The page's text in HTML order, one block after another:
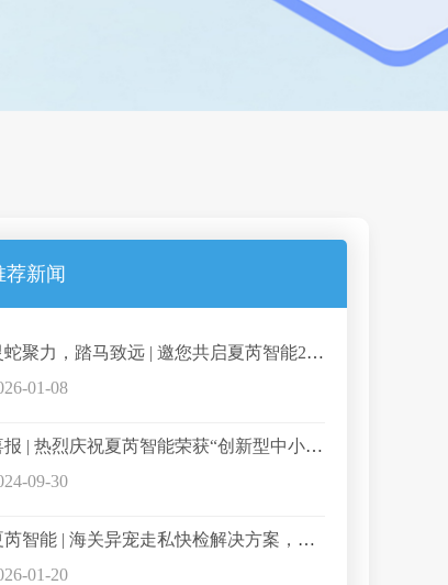
荐新闻
灵蛇聚力，踏马致远 | 邀您共启夏芮智能2025大事记
01-08
喜报 | 热烈庆祝夏芮智能荣获“创新型中小企业”、“科技型中小企业”双称号
09-30
夏芮智能 | 海关异宠走私快检解决方案，精准破解走私监管难题
01-20